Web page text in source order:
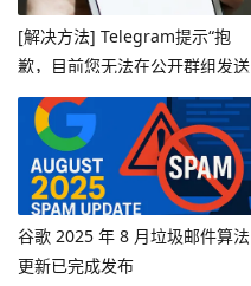
[解决方法] Telegram提示“抱
歉，目前您无法在公开群组发送
消息”
谷歌 2025 年 8 月垃圾邮件算法
更新已完成发布